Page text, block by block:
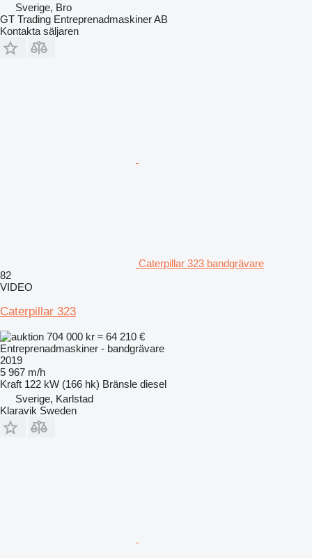
Sverige, Bro
GT Trading Entreprenadmaskiner AB
Kontakta säljaren
Caterpillar 323 bandgrävare
82
VIDEO
Caterpillar 323
704 000 kr ≈ 64 210 €
Entreprenadmaskiner - bandgrävare
2019
5 967 m/h
Kraft 122 kW (166 hk) Bränsle diesel
Sverige, Karlstad
Klaravik Sweden